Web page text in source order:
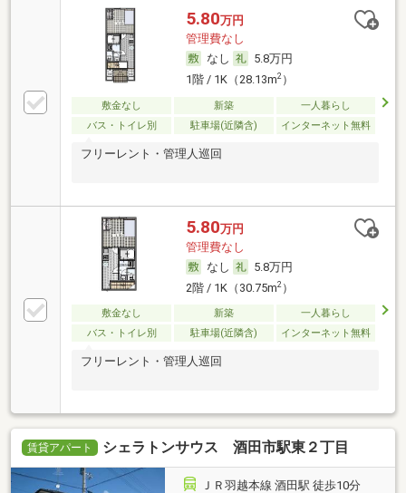
5.80万円
管理費なし
なし
5.8万円
1階 / 1K（28.13m2）
敷金なし 新築
一人暮らし
バス・トイレ別
駐車場(近隣含) インターネット無料
フリーレント・管理人巡回
5.80万円
管理費なし
なし
5.8万円
2階 / 1K（30.75m2）
敷金なし 新築
一人暮らし
バス・トイレ別
駐車場(近隣含) インターネット無料
フリーレント・管理人巡回
賃貸アパート シェラトンサウス 酒田市駅東２丁目
ＪＲ羽越本線 酒田駅 徒歩10分